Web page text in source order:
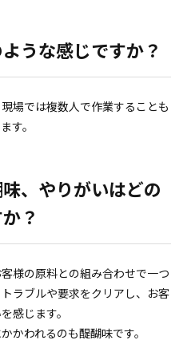
うな感じですか？
場では複数人で作業することも
す。
、やりがいはどの
？
様の原料との組み合わせで一つ
ラブルや要求をクリアし、お客
感じます。
かわれるのも醍醐味です。